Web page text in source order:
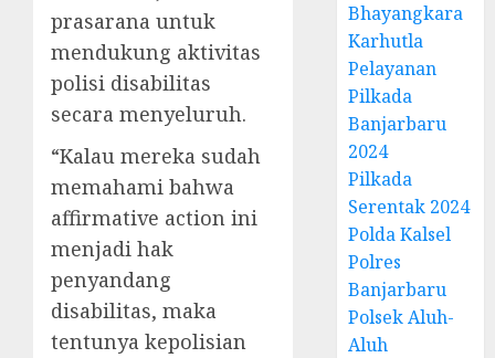
prasarana untuk
mendukung aktivitas
polisi disabilitas
secara menyeluruh.
“Kalau mereka sudah
memahami bahwa
affirmative action ini
menjadi hak
penyandang
disabilitas, maka
tentunya kepolisian
Bhayangkara
Karhutla
Pelayanan
Pilkada
Banjarbaru
2024
Pilkada
Serentak 2024
Polda Kalsel
Polres
Banjarbaru
Polsek Aluh-
Aluh